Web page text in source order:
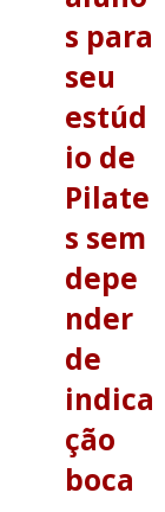
s para
seu
estúd
io de
Pilate
s sem
depe
nder
de
indica
ção
boca